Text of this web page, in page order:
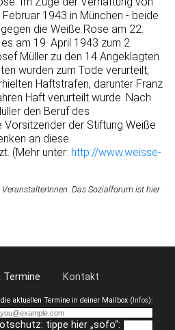
1943 in München - beide
die Weiße Rose am 22.
am 19. April 1943 zum 2.
Müller zu den 14 Angeklagten
wurden zum Tode verurteilt,
Haftstrafen, darunter Franz
Haft verurteilt wurde. Nach
den Beruf des
Vorsitzender der Stiftung Weiße
an diese
(Mehr unter: http://www.weisse-
Das Sozialforum ist hier
Termine Kontakt
aktuellen Termine in deiner Mailbox (Infos):
tippe hier „sofo“: